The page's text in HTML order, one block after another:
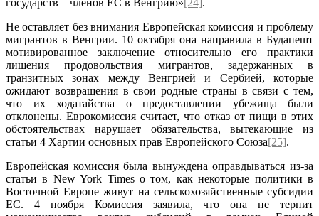
государств – членов ЕС в Венгрию»[24].
Не оставляет без внимания Европейская комиссия и проблему
мигрантов в Венгрии. 10 октября она направила в Будапешт
мотивированное заключение относительно его практики
лишения продовольствия мигрантов, задержанных в
транзитных зонах между Венгрией и Сербией, которые
ожидают возвращения в свои родные страны в связи с тем,
что их ходатайства о предоставлении убежища были
отклонены. Еврокомиссия считает, что отказ от пищи в этих
обстоятельствах нарушает обязательства, вытекающие из
статьи 4 Хартии основных прав Европейского Союза[25].
Европейская комиссия была вынуждена оправдываться из-за
статьи в New York Times о том, как некоторые политики в
Восточной Европе живут на сельскохозяйственные субсидии
ЕС. 4 ноября Комиссия заявила, что она не терпит